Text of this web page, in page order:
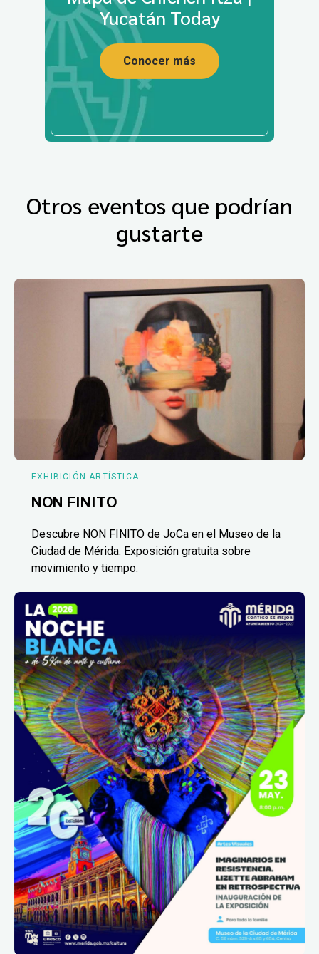
Yucatán Today
Conocer más
Otros eventos que podrían
gustarte
EXHIBICIÓN ARTÍSTICA
NON FINITO
Descubre NON FINITO de JoCa en el Museo de la
Ciudad de Mérida. Exposición gratuita sobre
movimiento y tiempo.